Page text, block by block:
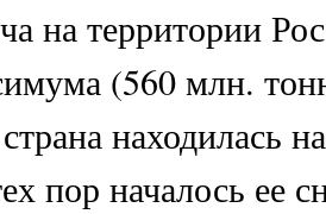
на территории
(560 млн.
находилась
пор началось ее